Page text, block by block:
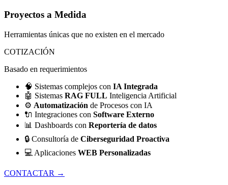
Proyectos a Medida
Herramientas únicas que no existen en el mercado
COTIZACIÓN
Basado en requerimientos
🧠 Sistemas complejos con IA Integrada
🤖 Sistemas RAG FULL Inteligencia Artificial
⚙️ Automatización de Procesos con IA
🔌 Integraciones con Software Externo
📊 Dashboards con Reportería de datos
🔒 Consultoría de Ciberseguridad Proactiva
💻 Aplicaciones WEB Personalizadas
CONTACTAR →